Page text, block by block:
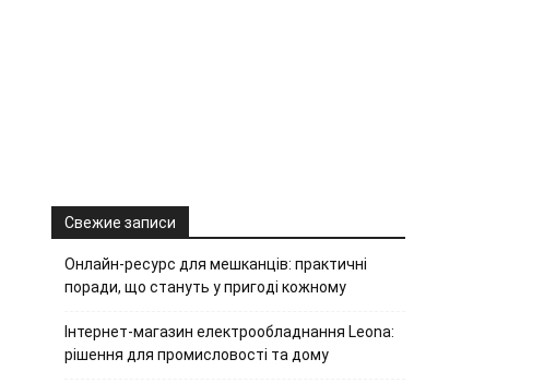
Свежие записи
Онлайн-ресурс для мешканців: практичні
поради, що стануть у пригоді кожному
Інтернет-магазин електрообладнання Leona:
рішення для промисловості та дому